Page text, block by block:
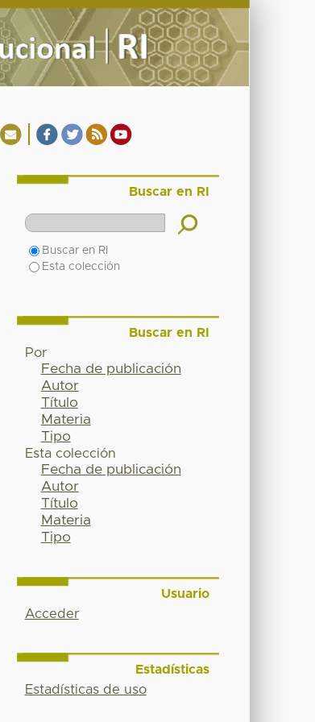
Buscar en RI
Buscar en RI
Esta colección
Buscar en RI
Por
Fecha de publicación
Autor
Título
Materia
Tipo
Esta colección
Fecha de publicación
Autor
Título
Materia
Tipo
Usuario
Acceder
Estadísticas
Estadísticas de uso